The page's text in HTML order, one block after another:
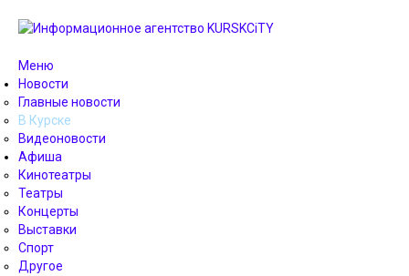
Меню
Новости
Главные новости
В Курске
Видеоновости
Афиша
Кинотеатры
Театры
Концерты
Выставки
Спорт
Другое